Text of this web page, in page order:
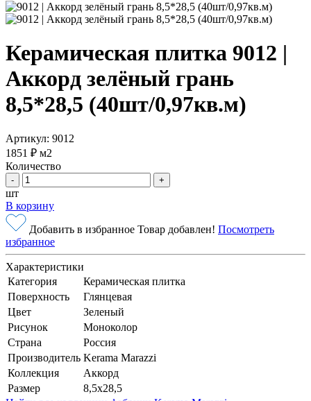
Керамическая плитка 9012 |
Аккорд зелёный грань
8,5*28,5 (40шт/0,97кв.м)
Артикул: 9012
1851 ₽ м2
Количество
- +
шт
В корзину
Добавить в избранное Товар добавлен! Посмотреть
избранное
Характеристики
Категория
Керамическая плитка
Поверхность
Глянцевая
Цвет
Зеленый
Рисунок
Моноколор
Страна
Россия
Производитель Kerama Marazzi
Коллекция
Аккорд
Размер
8,5x28,5